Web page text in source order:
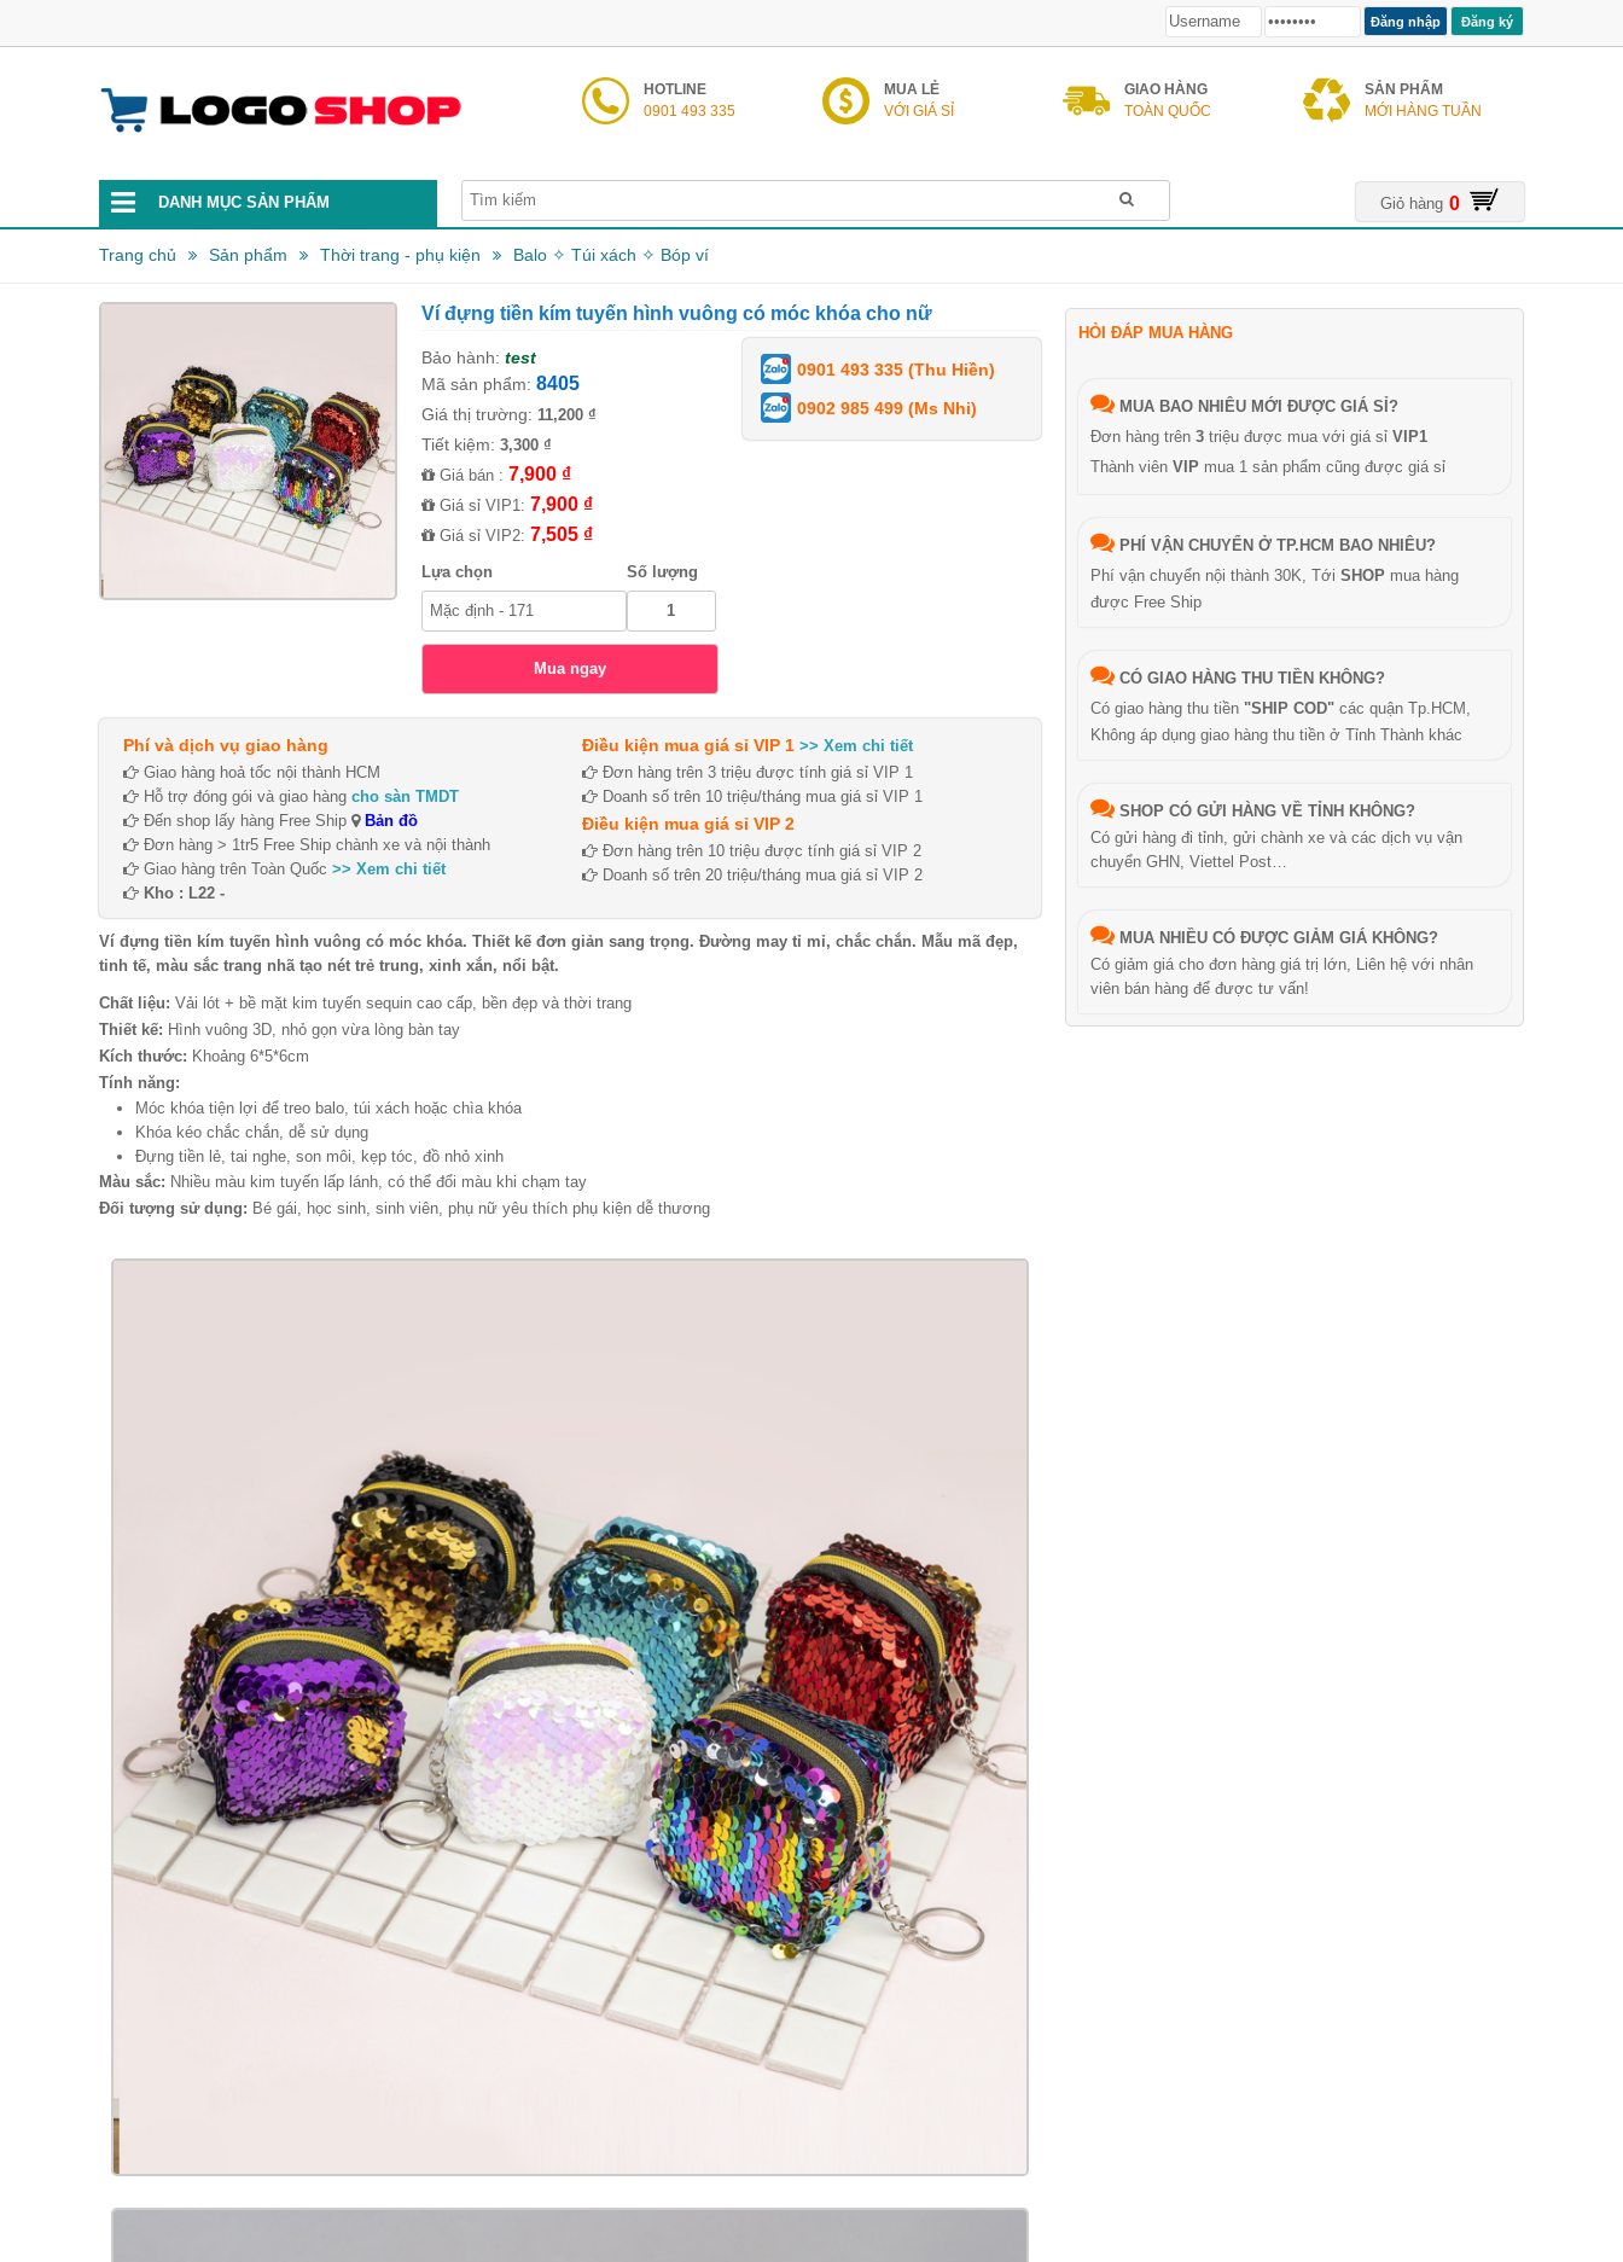
Đăng ký
HOTLINE
0901 493 335
MUA LẺ
VỚI GIÁ SỈ
GIAO HÀNG
TOÀN QUỐC
SẢN PHẨM
MỚI HÀNG TUẦN
Giỏ hàng 0
DANH MỤC SẢN PHẨM
Trang chủ Sản phẩm Thời trang - phụ kiện Balo ✧ Túi xách ✧ Bóp ví
Ví đựng tiền kím tuyến hình vuông có móc khóa cho nữ
Bảo hành: test
Mã sản phẩm: 8405
Giá thị trường: 11,200 ₫
Tiết kiệm: 3,300 ₫
Giá bán : 7,900 ₫
Giá sỉ VIP1: 7,900 ₫
Giá sỉ VIP2: 7,505 ₫
Lựa chọn Số lượng
0901 493 335 (Thu Hiền)
0902 985 499 (Ms Nhi)
Phí và dịch vụ giao hàng
Giao hàng hoả tốc nội thành HCM
Hỗ trợ đóng gói và giao hàng cho sàn TMDT
Đến shop lấy hàng Free Ship
Bản đồ
Đơn hàng > 1tr5 Free Ship chành xe và nội thành
Giao hàng trên Toàn Quốc >> Xem chi tiết
Kho : L22 -
Điều kiện mua giá sỉ VIP 1 >> Xem chi tiết
Đơn hàng trên 3 triệu được tính giá sỉ VIP 1
Doanh số trên 10 triệu/tháng mua giá sỉ VIP 1
Điều kiện mua giá sỉ VIP 2
Đơn hàng trên 10 triệu được tính giá sỉ VIP 2
Doanh số trên 20 triệu/tháng mua giá sỉ VIP 2
Ví đựng tiền kím tuyến hình vuông có móc khóa. Thiết kế đơn giản sang trọng. Đường may tỉ mỉ, chắc chắn. Mẫu mã đẹp,
tinh tế, màu sắc trang nhã tạo nét trẻ trung, xinh xắn, nổi bật.
Chất liệu: Vải lót + bề mặt kim tuyến sequin cao cấp, bền đẹp và thời trang
Thiết kế: Hình vuông 3D, nhỏ gọn vừa lòng bàn tay
Kích thước: Khoảng 6*5*6cm
Tính năng:
Móc khóa tiện lợi để treo balo, túi xách hoặc chìa khóa
Khóa kéo chắc chắn, dễ sử dụng
Đựng tiền lẻ, tai nghe, son môi, kẹp tóc, đồ nhỏ xinh
Màu sắc: Nhiều màu kim tuyến lấp lánh, có thể đổi màu khi chạm tay
Đối tượng sử dụng: Bé gái, học sinh, sinh viên, phụ nữ yêu thích phụ kiện dễ thương
HỎI ĐÁP MUA HÀNG
MUA BAO NHIÊU MỚI ĐƯỢC GIÁ SỈ?
Đơn hàng trên 3 triệu được mua với giá sỉ VIP1
Thành viên VIP mua 1 sản phẩm cũng được giá sỉ
PHÍ VẬN CHUYỂN Ở TP.HCM BAO NHIÊU?
Phí vận chuyển nội thành 30K, Tới SHOP mua hàng
được Free Ship
CÓ GIAO HÀNG THU TIỀN KHÔNG?
Có giao hàng thu tiền "SHIP COD" các quận Tp.HCM,
Không áp dụng giao hàng thu tiền ở Tỉnh Thành khác
SHOP CÓ GỬI HÀNG VỀ TỈNH KHÔNG?
Có gửi hàng đi tỉnh, gửi chành xe và các dịch vụ vận
chuyển GHN, Viettel Post…
MUA NHIỀU CÓ ĐƯỢC GIẢM GIÁ KHÔNG?
Có giảm giá cho đơn hàng giá trị lớn, Liên hệ với nhân
viên bán hàng để được tư vấn!